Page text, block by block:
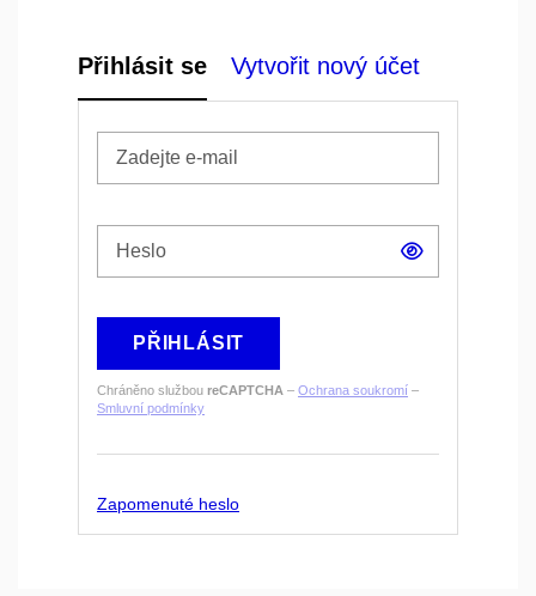
Přihlásit se Vytvořit nový účet
Zobrazit
PŘIHLÁSIT
Chráněno službou reCAPTCHA – Ochrana soukromí –
Smluvní podmínky
Zapomenuté heslo